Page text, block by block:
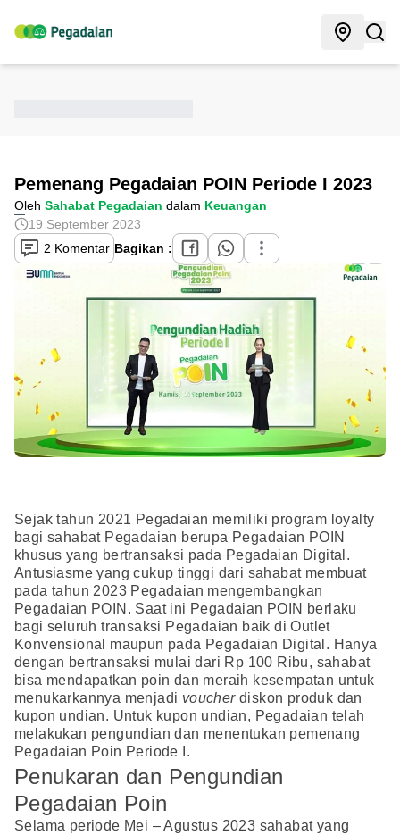
Pemenang Pegadaian POIN Periode I 2023
Oleh Sahabat Pegadaian dalam Keuangan
19 September 2023
2 Komentar Bagikan :
Sejak tahun 2021 Pegadaian memiliki program loyalty
bagi sahabat Pegadaian berupa Pegadaian POIN
khusus yang bertransaksi pada Pegadaian Digital.
Antusiasme yang cukup tinggi dari sahabat membuat
pada tahun 2023 Pegadaian mengembangkan
Pegadaian POIN. Saat ini Pegadaian POIN berlaku
bagi seluruh transaksi Pegadaian baik di Outlet
Konvensional maupun pada Pegadaian Digital. Hanya
dengan bertransaksi mulai dari Rp 100 Ribu, sahabat
bisa mendapatkan poin dan meraih kesempatan untuk
menukarkannya menjadi voucherdiskon produk dan
kupon undian. Untuk kupon undian, Pegadaian telah
melakukan pengundian dan menentukan pemenang
Pegadaian Poin Periode I.
Penukaran dan Pengundian
Pegadaian Poin
Selama periode Mei – Agustus 2023 sahabat yang